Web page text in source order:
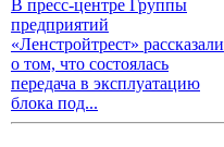
В пресс-центре Группы
предприятий
«Ленстройтрест» рассказали
о том, что состоялась
передача в эксплуатацию
блока под...